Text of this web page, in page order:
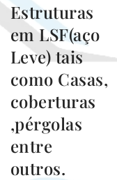
Estruturas
em LSF(aço
Leve) tais
como Casas,
coberturas
,pérgolas
entre
outros.